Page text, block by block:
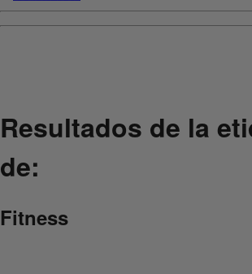
Resultados de la
de:
Fitness